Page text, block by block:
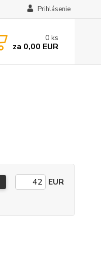
Prihlásenie
0 ks
za 0,00 EUR
EUR